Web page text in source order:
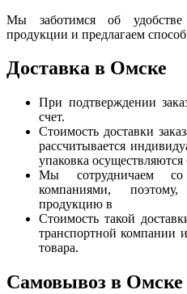
Мы заботимся об
продукции и предлагаем
Доставка в Омске
При подтверждении
счет.
Стоимость доставки
рассчитывается
упаковка осуществляются
Мы сотрудничаем со
компаниями,
продукцию в
Стоимость такой
транспортной компании
товара.
Самовывоз в Омске